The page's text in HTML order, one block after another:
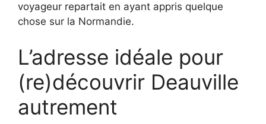
voyageur repartait en ayant appris quelque
chose sur la Normandie.
L’adresse idéale pour
(re)découvrir Deauville
autrement